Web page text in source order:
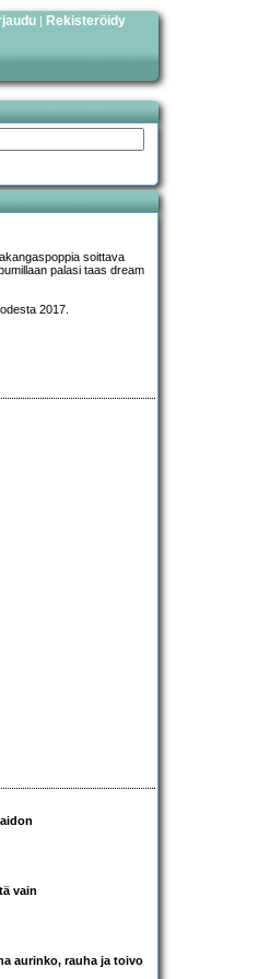
| Rekisteröidy
soittava
palasi taas dream
2017.
vain
aurinko, rauha ja toivo